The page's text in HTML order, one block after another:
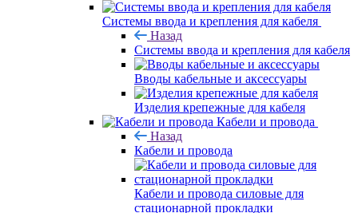
Системы ввода и крепления для кабеля
Назад
Системы ввода и крепления для кабеля
Вводы кабельные и аксессуары
Изделия крепежные для кабеля
Кабели и провода
Назад
Кабели и провода
Кабели и провода силовые для
стационарной прокладки